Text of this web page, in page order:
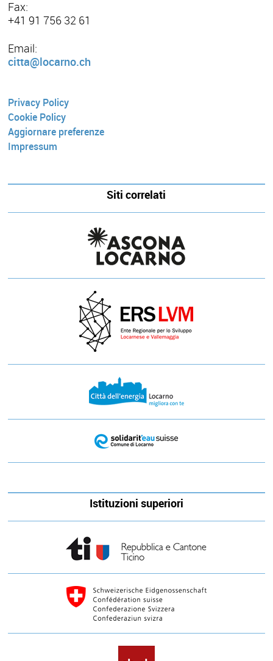
Fax:
+41 91 756 32 61
Email:
citta@locarno.ch
Privacy Policy
Cookie Policy
Aggiornare preferenze
Impressum
Siti correlati
Istituzioni superiori